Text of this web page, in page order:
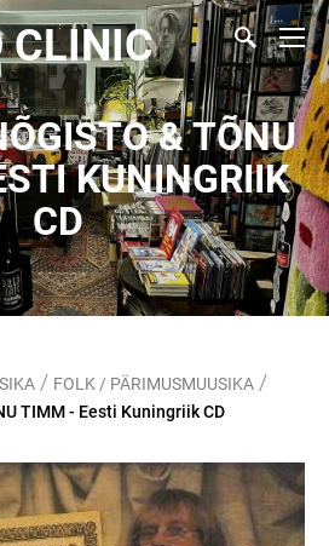
& TÕNU
KUNINGRIIK
CD
/ FOLK / PÄRIMUSMUUSIKA /
TIMM - Eesti Kuningriik CD